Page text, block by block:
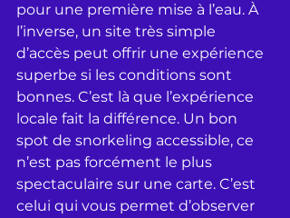
pour une première mise à l’eau. À
l’inverse, un site très simple
d’accès peut offrir une expérience
superbe si les conditions sont
bonnes. C’est là que l’expérience
locale fait la différence. Un bon
spot de snorkeling accessible, ce
n’est pas forcément le plus
spectaculaire sur une carte. C’est
celui qui vous permet d’observer